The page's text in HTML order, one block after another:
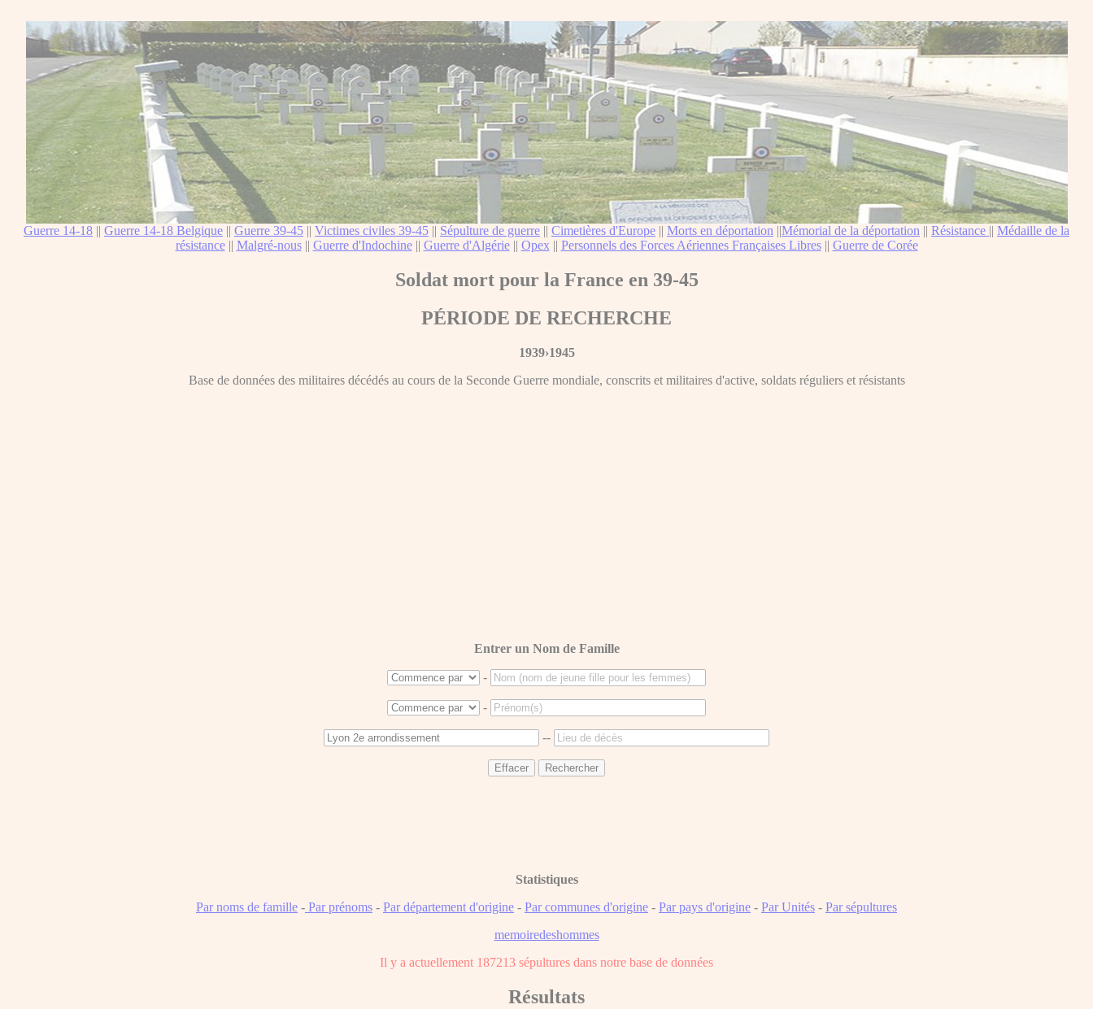
Guerre 14-18 || Guerre 14-18 Belgique || Guerre 39-45 || Victimes civiles 39-45 || Sépulture de guerre || Cimetières d'Europe || Morts en déportation ||Mémorial de la déportation || Résistance || Médaille de la
résistance|| Malgré-nous|| Guerre d'Indochine|| Guerre d'Algérie|| Opex || Personnels des Forces Aériennes Françaises Libres|| Guerre de Corée
Soldat mort pour la France en 39-45
PÉRIODE DE RECHERCHE
1939›1945
Base de données des militaires décédés au cours de la Seconde Guerre mondiale, conscrits et militaires d'active, soldats réguliers et résistants
Entrer un Nom de Famille
-
-
--
Statistiques
Par noms de famille - Par prénoms - Par département d'origine - Par communes d'origine - Par pays d'origine - Par Unités - Par sépultures
memoiredeshommes
Il y a actuellement 187213 sépultures dans notre base de données
Résultats